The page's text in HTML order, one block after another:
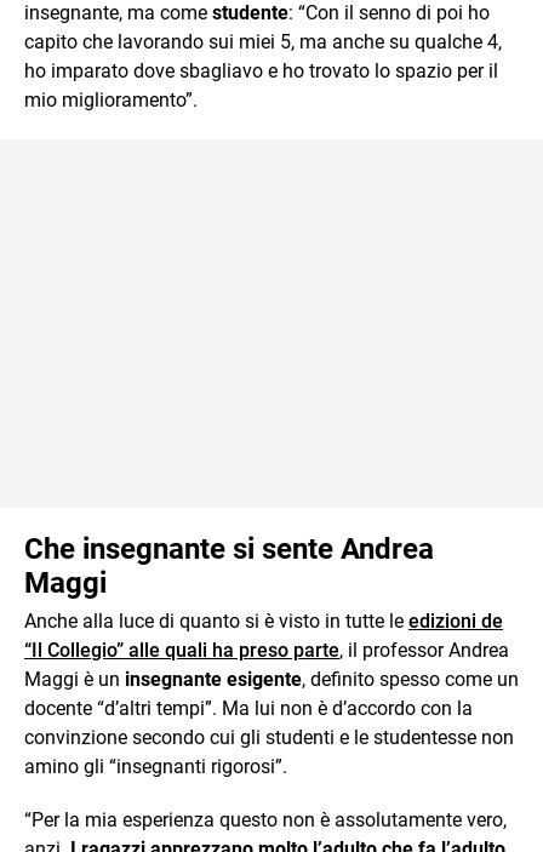
insegnante, ma come studente: “Con il senno di poi ho
capito che lavorando sui miei 5, ma anche su qualche 4,
ho imparato dove sbagliavo e ho trovato lo spazio per il
mio miglioramento”.
Che insegnante si sente Andrea
Maggi
Anche alla luce di quanto si è visto in tutte le edizioni de
“Il Collegio” alle quali ha preso parte, il professor Andrea
Maggi è un insegnante esigente, definito spesso come un
docente “d’altri tempi”. Ma lui non è d’accordo con la
convinzione secondo cui gli studenti e le studentesse non
amino gli “insegnanti rigorosi”.
“Per la mia esperienza questo non è assolutamente vero,